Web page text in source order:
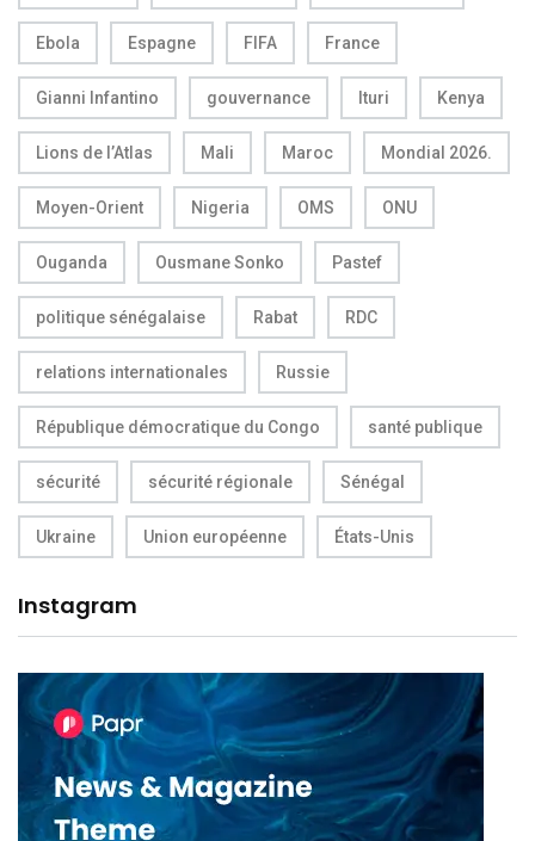
Ebola Espagne FIFA France
Gianni Infantino gouvernance Ituri Kenya
Lions de l’Atlas Mali Maroc Mondial 2026.
Moyen-Orient Nigeria OMS ONU
Ouganda Ousmane Sonko Pastef
politique sénégalaise Rabat RDC
relations internationales Russie
République démocratique du Congo santé publique
sécurité sécurité régionale Sénégal
Ukraine Union européenne États-Unis
Instagram